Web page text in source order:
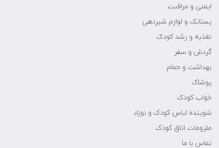
ایمنی و مراقبت
پستانک و لوازم شیردهی
تغذیه و رشد کودک
گردش و سفر
بهداشت و حمام
پوشاک
خواب کودک
شوینده لباس کودک و نوزاد
ملزومات اتاق کودک
تماس با ما